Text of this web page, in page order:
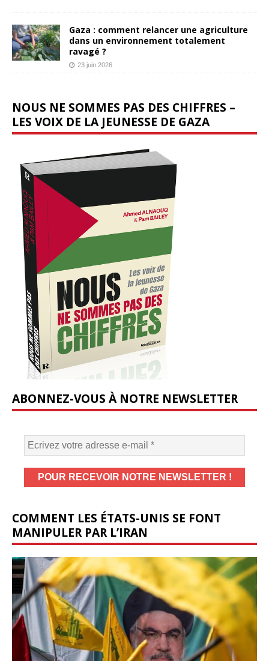
Gaza : comment relancer une agriculture
dans un environnement totalement
ravagé ?
23 juin 2026
NOUS NE SOMMES PAS DES CHIFFRES –
LES VOIX DE LA JEUNESSE DE GAZA
ABONNEZ-VOUS À NOTRE NEWSLETTER
COMMENT LES ÉTATS-UNIS SE FONT
MANIPULER PAR L’IRAN